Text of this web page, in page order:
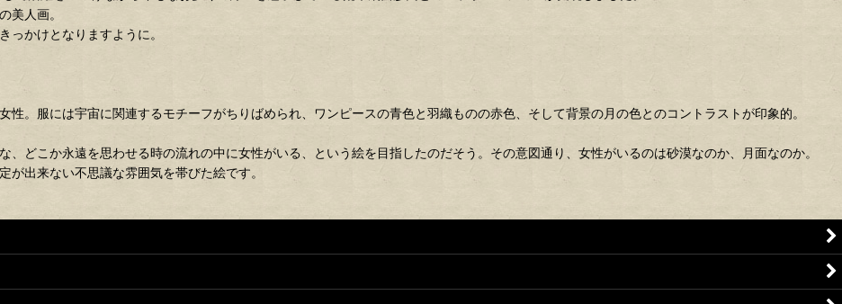
美人画。
っかけとなりますように。
。服には宇宙に関連するモチーフがちりばめられ、ワンピースの青色と羽織ものの赤色、そして背景の月の色とのコントラストが印象的。
どこか永遠を思わせる時の流れの中に女性がいる、という絵を目指したのだそう。その意図通り、女性がいるのは砂漠なのか、月面なのか。
出来ない不思議な雰囲気を帯びた絵です。